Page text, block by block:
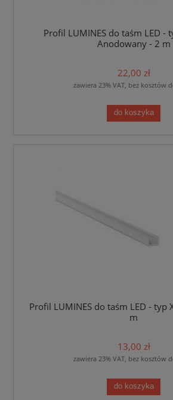
Profil LUMINES do taśm LED -
Anodowany - 2 m
22,00 zł
zawiera 23% VAT, bez kosztów
do koszyka
Profil LUMINES do taśm LED - typ
m
13,00 zł
zawiera 23% VAT, bez kosztów
do koszyka